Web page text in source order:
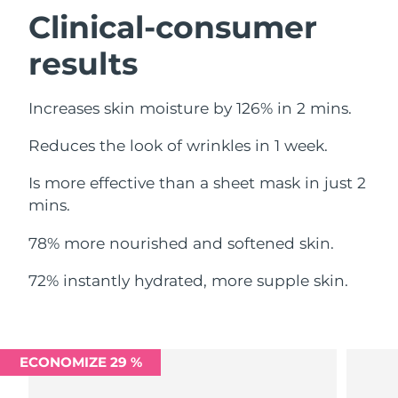
Clinical-consumer
results
Increases skin moisture by 126% in 2 mins.
Reduces the look of wrinkles in 1 week.
Is more effective than a sheet mask in just 2
mins.
78% more nourished and softened skin.
72% instantly hydrated, more supple skin.
ECONOMIZE 29 %
Omã
Filipinas
Portugal Entrega prevista 08.08.2026
Porto Rico Entrega prevista10.08.2026
Rússia